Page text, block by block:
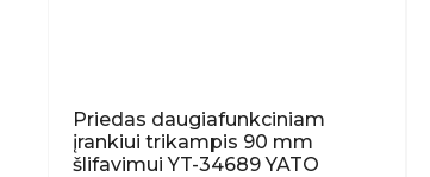
Priedas daugiafunkciniam
įrankiui trikampis 90 mm
šlifavimui YT-34689 YATO